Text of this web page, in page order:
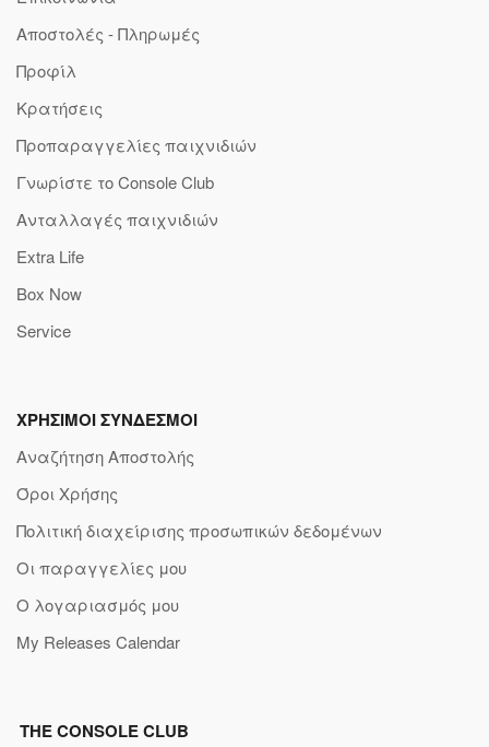
Αποστολές - Πληρωμές
Προφίλ
Κρατήσεις
Προπαραγγελίες παιχνιδιών
Γνωρίστε το Console Club
Ανταλλαγές παιχνιδιών
Extra Life
Box Now
Service
ΧΡΗΣΙΜΟΙ ΣΥΝΔΕΣΜΟΙ
Αναζήτηση Αποστολής
Όροι Χρήσης
Πολιτική διαχείρισης προσωπικών δεδομένων
Οι παραγγελίες μου
Ο λογαριασμός μου
My Releases Calendar
THE CONSOLE CLUB